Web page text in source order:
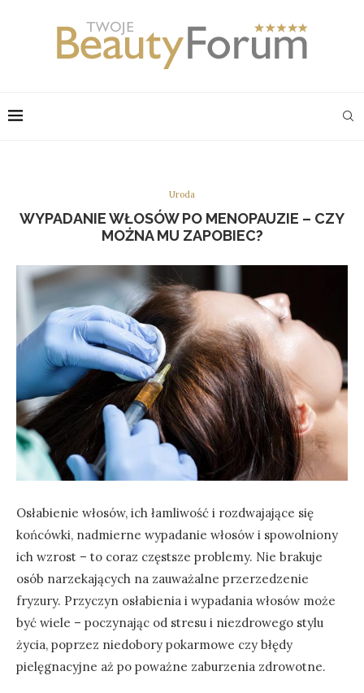
Uroda
WYPADANIE WŁOSÓW PO MENOPAUZIE – CZY
MOŻNA MU ZAPOBIEC?
Osłabienie włosów, ich łamliwość i rozdwajające się
końcówki, nadmierne wypadanie włosów i spowolniony
ich wzrost – to coraz częstsze problemy. Nie brakuje
osób narzekających na zauważalne przerzedzenie
fryzury. Przyczyn osłabienia i wypadania włosów może
być wiele – poczynając od stresu i niezdrowego stylu
życia, poprzez niedobory pokarmowe czy błędy
pielęgnacyjne aż po poważne zaburzenia zdrowotne.